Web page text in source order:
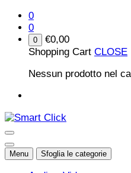
0
0
0 €0,00
Shopping Cart CLOSE
Nessun prodotto nel
Menu Sfoglia le categorie